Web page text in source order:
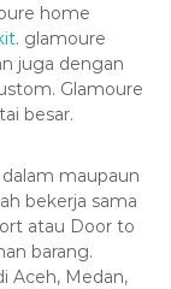
home
. glamoure
juga dengan
Glamoure
besar.
maupaun
bekerja sama
atau Door to
barang.
Aceh, Medan,